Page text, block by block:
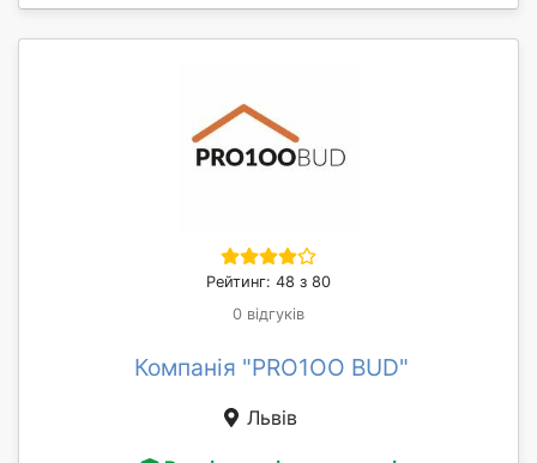
Рейтинг: 48 з 80
0 відгуків
Компанія "PRO1OO BUD"
Львів